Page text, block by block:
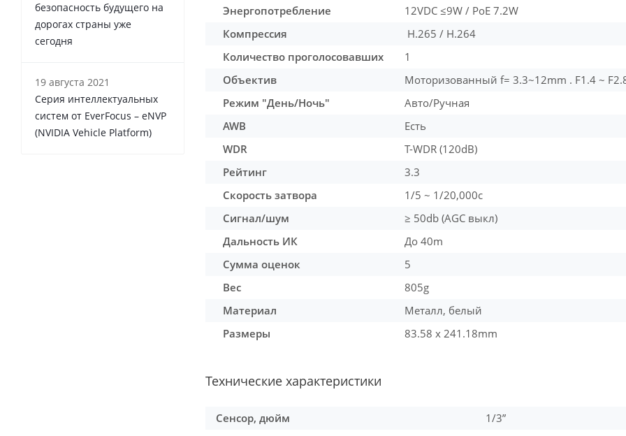
Энергопотребление
12VDC ≤9W / PoE 7.2W
Компрессия
H.265 / H.264
Количество проголосовавших
1
Объектив
Моторизованный f= 3.3~12mm . F1.4 ~
Режим ″День/Ночь″
Авто/Ручная
AWB
Есть
WDR
T-WDR (120dB)
Рейтинг
3.3
Скорость затвора
1/5 ~ 1/20,000с
Сигнал/шум
≥ 50db (AGC выкл)
Дальность ИК
До 40m
Сумма оценок
5
Вес
805g
Материал
Металл, белый
Размеры
83.58 x 241.18mm
Технические характеристики
Сенсор, дюйм
1/3”
безопасность будущего на
дорогах страны уже
сегодня
19 августа 2021
Серия интеллектуальных
систем от EverFocus – eNVP
(NVIDIA Vehicle Platform)